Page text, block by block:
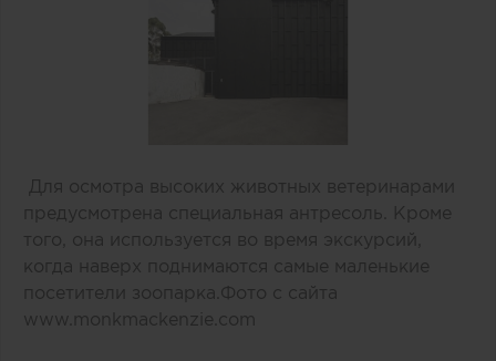
Для осмотра высоких животных ветеринарами
предусмотрена специальная антресоль. Кроме
того, она используется во время экскурсий,
когда наверх поднимаются самые маленькие
посетители зоопарка.Фото с сайта
www.monkmackenzie.com